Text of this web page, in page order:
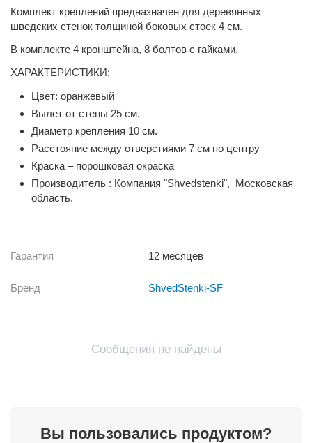
Комплект креплений предназначен для деревянных
шведских стенок толщиной боковых стоек 4 см.
В комплекте 4 кронштейна, 8 болтов с гайками.
ХАРАКТЕРИСТИКИ:
Цвет: оранжевый
Вылет от стены 25 см.
Диаметр крепления 10 см.
Расстояние между отверстиями 7 см по центру
Краска – порошковая окраска
Производитель : Компания "Shvedstenki", Московская
область.
Гарантия 12 месяцев
Бренд ShvedStenki-SF
Сообщения не найдены
Вы пользовались продуктом?